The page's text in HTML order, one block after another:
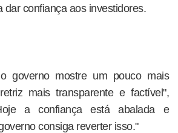
dar confiança aos investidores.
governo mostre um pouco mais
mais transparente e factível",
a confiança está abalada e
consiga reverter isso."